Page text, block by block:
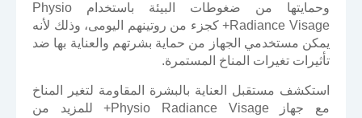
وحمايتها من ضغوطات البيئة باستخدام Physio
Radiance Visage+ كجزء من روتينهم اليومى، وذلك لأنه
يمكن مستخدمي الجهاز من حماية بشرتهم والعناية بها ضد
تأثيرات تغيرات المناخ المستمرة.
استكشف مستقبل العناية بالبشرة المقاومة لتغير المناخ
مع جهاز Physio Radiance Visage+ للمزيد من